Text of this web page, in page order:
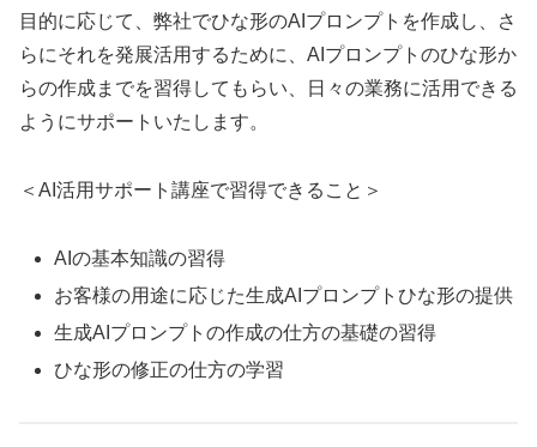
目的に応じて、弊社でひな形のAIプロンプトを作成し、さ
らにそれを発展活用するために、AIプロンプトのひな形か
らの作成までを習得してもらい、日々の業務に活用できる
ようにサポートいたします。
＜AI活用サポート講座で習得できること＞
AIの基本知識の習得
お客様の用途に応じた生成AIプロンプトひな形の提供
生成AIプロンプトの作成の仕方の基礎の習得
ひな形の修正の仕方の学習